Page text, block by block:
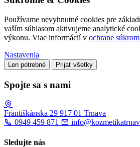
Používame nevyhnutné cookies pre
vaším súhlasom aktivujeme analytické
výkonu. Viac informácií v ochrane
Nastavenia
Len potrebné Prijať všetky
Spojte sa s nami
Františkánska 29 917 01 Trnava
0949 459 871
Sledujte nás